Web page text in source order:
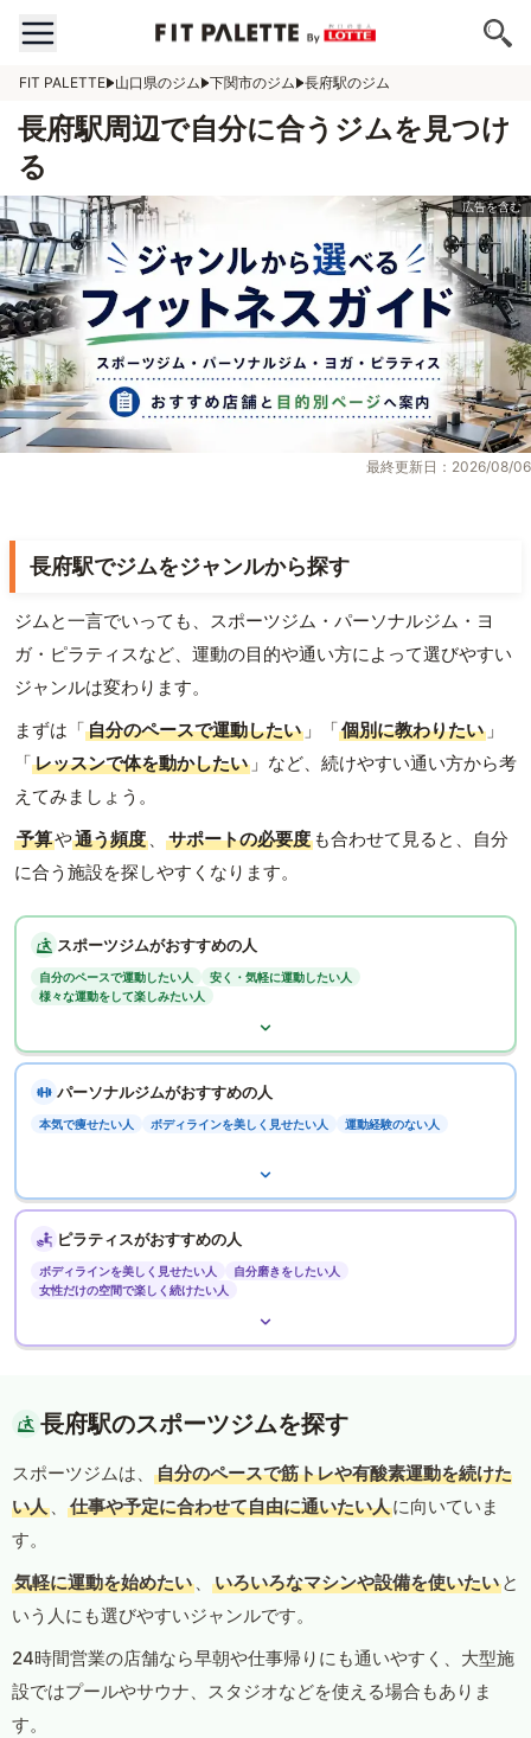
FIT PALETTE 山口県のジム 下関市のジム 長府駅のジム
長府駅周辺で自分に合うジムを見つけ
る
最終更新日：2026/08/06
長府駅でジムをジャンルから探す
ジムと一言でいっても、スポーツジム・パーソナルジム・ヨ
ガ・ピラティスなど、運動の目的や通い方によって選びやすい
ジャンルは変わります。
まずは「自分のペースで運動したい 」「個別に教わりたい 」
「レッスンで体を動かしたい 」など、続けやすい通い方から考
えてみましょう。
予算や通う頻度 、 サポートの必要度 も合わせて見ると、自分
に合う施設を探しやすくなります。
スポーツジムがおすすめの人
自分のペースで運動したい人
安く・気軽に運動したい人
様々な運動をして楽しみたい人
パーソナルジムがおすすめの人
本気で痩せたい人 ボディラインを美しく見せたい人 運動経験のない人
ピラティスがおすすめの人
ボディラインを美しく見せたい人
自分磨きをしたい人
女性だけの空間で楽しく続けたい人
長府駅のスポーツジムを探す
スポーツジムは、
自分のペースで筋トレや有酸素運動を続けた
い人 、 仕事や予定に合わせて自由に通いたい人に向いていま
す。
気軽に運動を始めたい 、 いろいろなマシンや設備を使いたい と
いう人にも選びやすいジャンルです。
24時間営業の店舗なら早朝や仕事帰りにも通いやすく、大型施
設ではプールやサウナ、スタジオなどを使える場合もありま
す。